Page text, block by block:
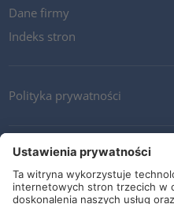
Dane firmy
Indeks stron
Polityka prywatności
Kontakt